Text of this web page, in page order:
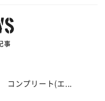
事
コンプリート(エ...